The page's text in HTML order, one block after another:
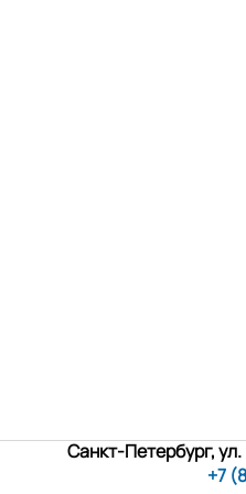
Санкт-Петербург,
+7